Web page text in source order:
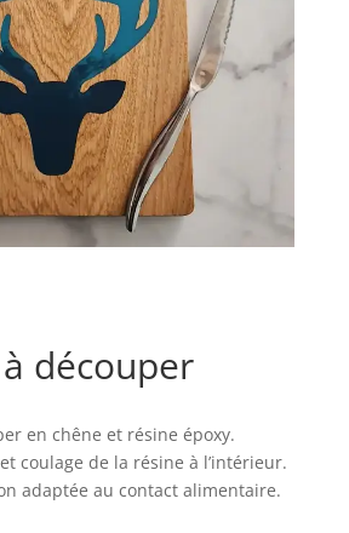
découper
en chêne et résine époxy.
coulage de la résine à l’intérieur.
adaptée au contact alimentaire.